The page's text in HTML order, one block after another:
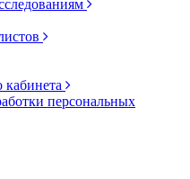
кабинета
персональных